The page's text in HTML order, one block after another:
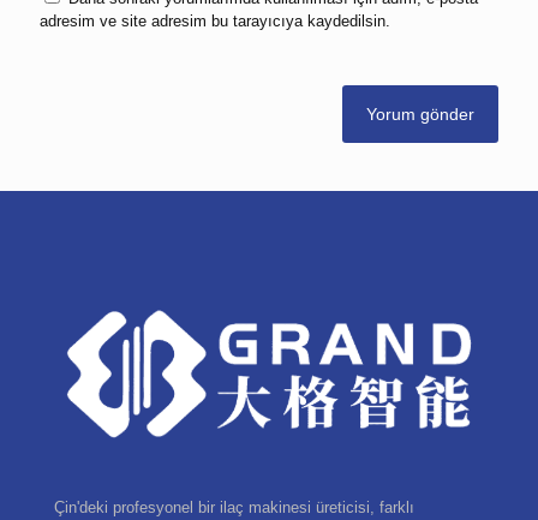
adresim ve site adresim bu tarayıcıya kaydedilsin.
Çin'deki profesyonel bir ilaç makinesi üreticisi, farklı